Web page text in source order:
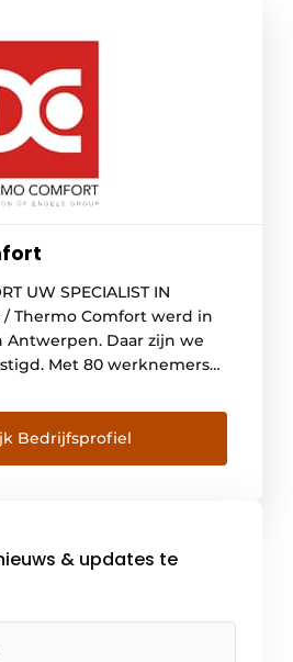
UW SPECIALIST IN
/ Thermo Comfort werd in
Antwerpen. Daar zijn we
Met 80 werknemers
Comfort is actief op
verwarming
(sinds 1978,) en
2001). We […]
Bedrijfsprofiel
& updates te